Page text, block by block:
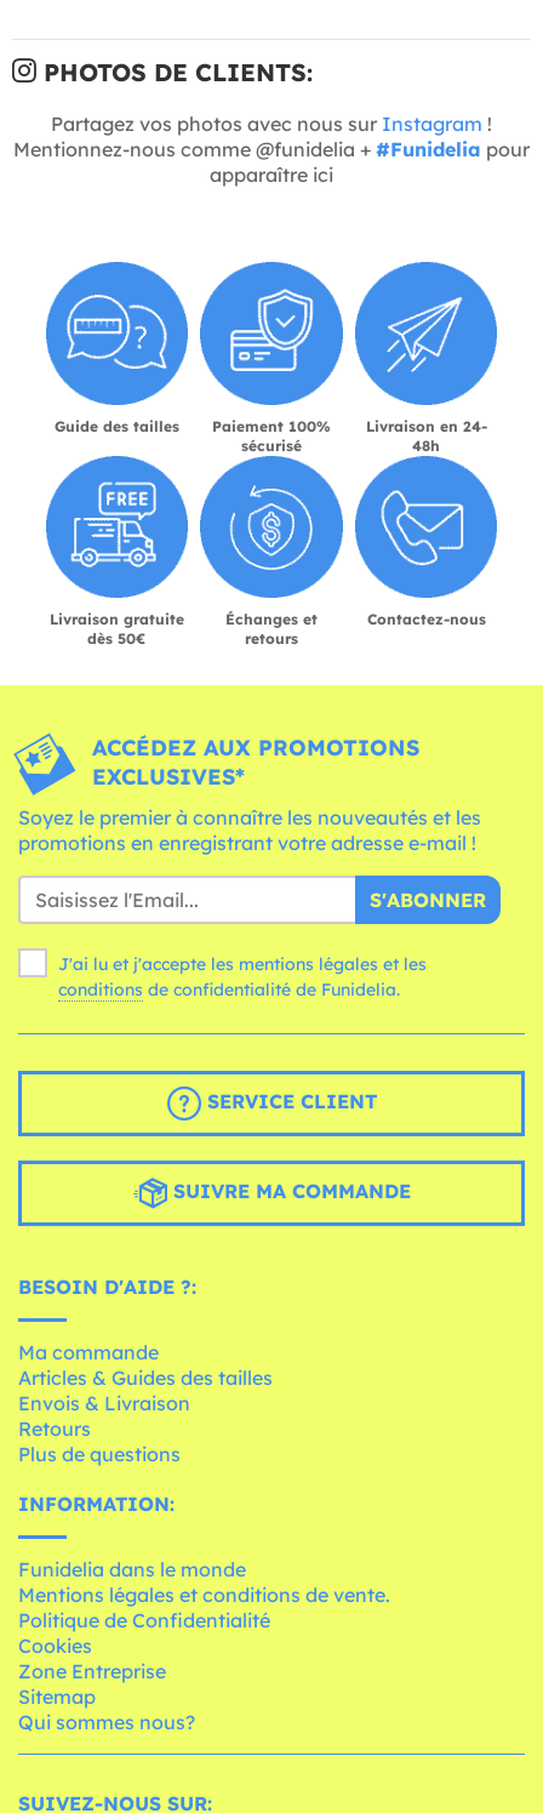
PHOTOS DE CLIENTS:
Partagez vos photos avec nous sur Instagram !
Mentionnez-nous comme @funidelia + #Funidelia pour
apparaître ici
Guide des tailles
Paiement 100%
sécurisé
Livraison en 24-
48h
Livraison gratuite
dès 50€
Échanges et
retours
Contactez-nous
ACCÉDEZ AUX PROMOTIONS
EXCLUSIVES*
Soyez le premier à connaître les nouveautés et les
promotions en enregistrant votre adresse e-mail !
S'ABONNER
J'ai lu et j'accepte les mentions légales et les
conditions de confidentialité de Funidelia.
SERVICE CLIENT
SUIVRE MA COMMANDE
BESOIN D'AIDE ?:
Ma commande
Articles & Guides des tailles
Envois & Livraison
Retours
Plus de questions
INFORMATION:
Funidelia dans le monde
Mentions légales et conditions de vente.
Politique de Confidentialité
Cookies
Zone Entreprise
Sitemap
Qui sommes nous?
SUIVEZ-NOUS SUR: